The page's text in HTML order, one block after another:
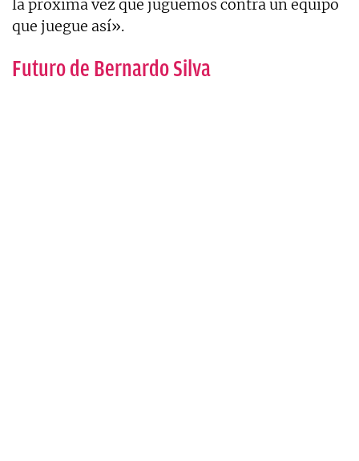
la próxima vez que juguemos contra un equipo
que juegue así».
Futuro de Bernardo Silva